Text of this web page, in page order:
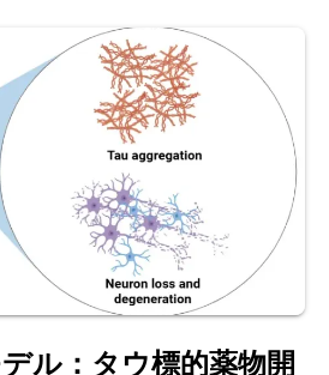
G., Agarwal, A.,
Barbeito, L., Barzilai, A.,
G., Butt, A.M., Chen,
A. Reactive astrocyte
and future
24: 312–325,
020-00783-4
Velasco-Martínez, R.A., &
Supranuclear
doi:
認知機能の低下、記憶喪失、
る進行性の神経変性疾患で
ロイドβ斑とタウ線維の蓄
よび皮質下領域におけるニ
喪失と関連しています。
アミロイド前駆体タンパク
チドであり、凝集してプラ
あります。
星状細胞の形態を定量的に
ル：タウ標的薬物開